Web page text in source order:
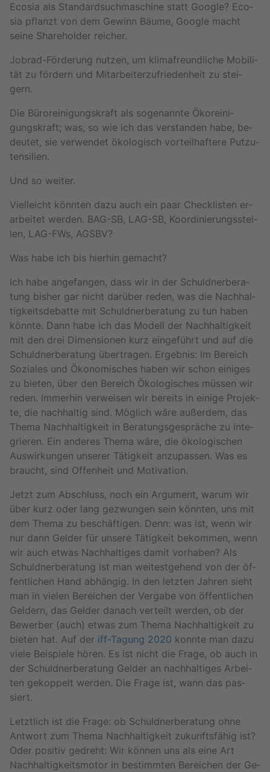
Eco­sia als Stan­dard­such­ma­schi­ne statt Goog­le? Eco­
sia pflanzt von dem Ge­winn Bäume, Goog­le macht
seine Share­hol­der rei­cher.
Job­rad-För­de­rung nut­zen, um kli­ma­freund­li­che Mo­bi­li­
tät zu för­dern und Mit­ar­bei­ter­zu­frie­den­heit zu stei­
gern.
Die Bü­ror­ei­ni­gungs­kraft als so­ge­nann­te Öko­r­ei­ni­
gungs­kraft; was, so wie ich das ver­stan­den habe, be­
deu­tet, sie ver­wen­det öko­lo­gisch vor­teil­haf­te­re Put­zu­
ten­si­li­en.
Und so wei­ter.
Viel­leicht könn­ten dazu auch ein paar Check­lis­ten er­
ar­bei­tet wer­den. BAG-SB, LAG-SB, Ko­or­di­nie­rungs­stel­
len, LAG-FWs, AGSBV?
Was habe ich bis hier­hin ge­macht?
Ich habe an­ge­fan­gen, dass wir in der Schuld­ner­be­ra­
tung bis­her gar nicht dar­über reden, was die Nach­hal­
tig­keits­de­bat­te mit Schuld­ner­be­ra­tung zu tun haben
könn­te. Dann habe ich das Mo­dell der Nach­hal­tig­keit
mit den drei Di­men­sio­nen kurz ein­ge­führt und auf die
Schuld­ner­be­ra­tung über­tra­gen. Er­geb­nis: Im Be­reich
So­zia­les und Öko­no­mi­sches haben wir schon ei­ni­ges
zu bie­ten, über den Be­reich Öko­lo­gi­sches müs­sen wir
reden. Im­mer­hin ver­wei­sen wir be­reits in ei­ni­ge Pro­jek­
te, die nach­hal­tig sind. Mög­lich wäre au­ßer­dem, das
Thema Nach­hal­tig­keit in Be­ra­tungs­ge­sprä­che zu in­te­
grie­ren. Ein an­de­res Thema wäre, die öko­lo­gi­schen
Aus­wir­kun­gen un­se­rer Tä­tig­keit an­zu­pas­sen. Was es
braucht, sind Of­fen­heit und Mo­ti­va­ti­on.
Jetzt zum Ab­schluss, noch ein Ar­gu­ment, warum wir
über kurz oder lang ge­zwun­gen sein könn­ten, uns mit
dem Thema zu be­schäf­ti­gen. Denn: was ist, wenn wir
nur dann Gel­der für un­se­re Tä­tig­keit be­kom­men, wenn
wir auch etwas Nach­hal­ti­ges damit vor­ha­ben? Als
Schuld­ner­be­ra­tung ist man wei­test­ge­hend von der öf­
fent­li­chen Hand ab­hän­gig. In den letz­ten Jah­ren sieht
man in vie­len Be­rei­chen der Ver­ga­be von öf­fent­li­chen
Gel­dern, das Gel­der da­nach ver­teilt wer­den, ob der
Be­wer­ber (auch) etwas zum Thema Nach­hal­tig­keit zu
bie­ten hat. Auf der iff-Ta­gung 2020 konn­te man dazu
viele Bei­spie­le hören. Es ist nicht die Frage, ob auch in
der Schuld­ner­be­ra­tung Gel­der an nach­hal­ti­ges Ar­bei­
ten ge­kop­pelt wer­den. Die Frage ist, wann das pas­
siert.
Letzt­lich ist die Frage: ob Schuld­ner­be­ra­tung ohne
Ant­wort zum Thema Nach­hal­tig­keit zu­kunfts­fä­hig ist?
Oder po­si­tiv ge­dreht: Wir kön­nen uns als eine Art
Nach­hal­tig­keits­mo­tor in be­stimm­ten Be­rei­chen der Ge­